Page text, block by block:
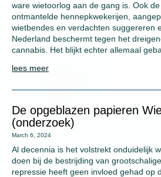
ware wietoorlog aan de gang is. Ook
ontmantelde hennepkwekerijen,
wietbendes en verdachten suggereren
Nederland beschermt tegen het
cannabis. Het blijkt echter allemaal
lees meer
De opgeblazen papieren
(onderzoek)
March 6, 2024
Al decennia is het volstrekt onduidelijk
doen bij de bestrijding van
repressie heeft geen invloed gehad op